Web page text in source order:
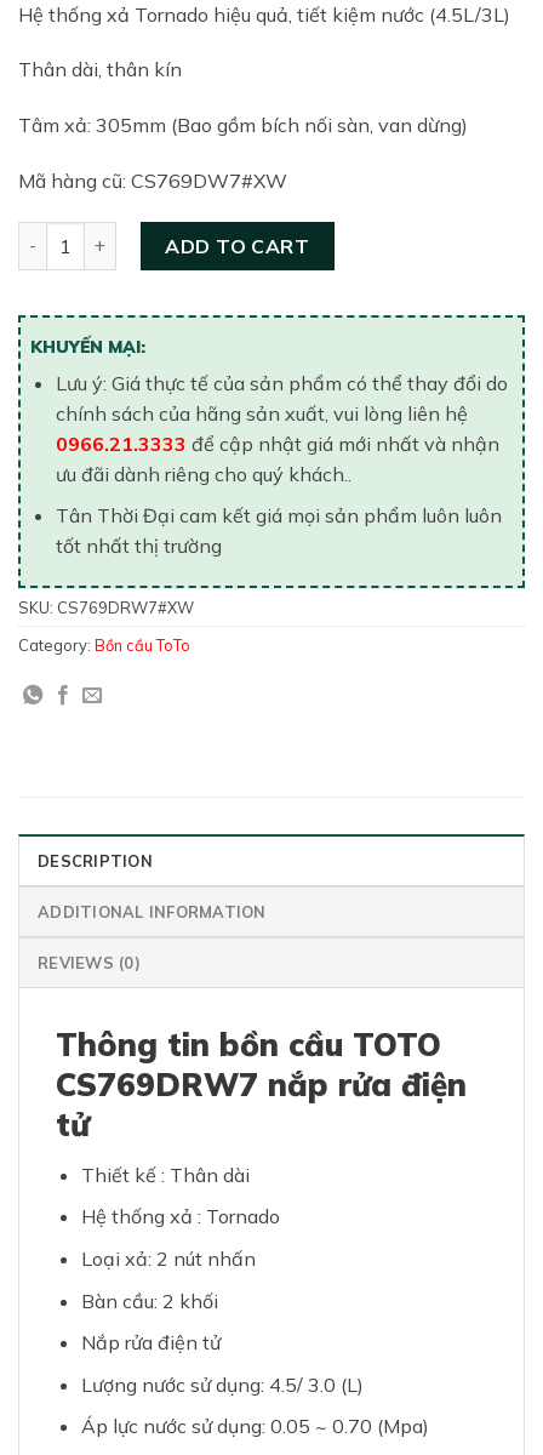
Hệ thống xả Tornado hiệu quả, tiết kiệm nước (4.5L/3L)
Thân dài, thân kín
Tâm xả: 305mm (Bao gồm bích nối sàn, van dừng)
Mã hàng cũ: CS769DW7#XW
ADD TO CART
KHUYẾN MẠI:
Lưu ý: Giá thực tế của sản phẩm có thể thay đổi do
chính sách của hãng sản xuất, vui lòng liên hệ
0966.21.3333 để cập nhật giá mới nhất và nhận
ưu đãi dành riêng cho quý khách..
Tân Thời Đại cam kết giá mọi sản phẩm luôn luôn
tốt nhất thị trường
SKU: CS769DRW7#XW
Category: Bồn cầu ToTo
DESCRIPTION
ADDITIONAL INFORMATION
REVIEWS (0)
Thông tin bồn cầu TOTO
CS769DRW7 nắp rửa điện
tử
Thiết kế : Thân dài
Hệ thống xả : Tornado
Loại xả: 2 nút nhấn
Bàn cầu: 2 khối
Nắp rửa điện tử
Lượng nước sử dụng: 4.5/ 3.0 (L)
Áp lực nước sử dụng: 0.05 ~ 0.70 (Mpa)